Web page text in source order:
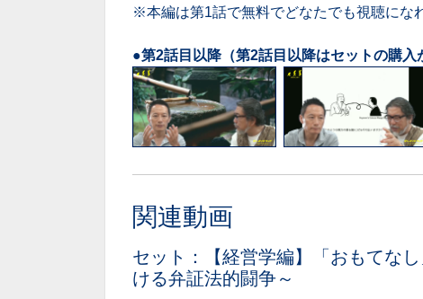
※本編は第1話で無料でどなたでも視聴にな
●第2話目以降（第2話目以降はセットの購入
関連動画
セット：【経営学編】「おもてな
ける弁証法的闘争～